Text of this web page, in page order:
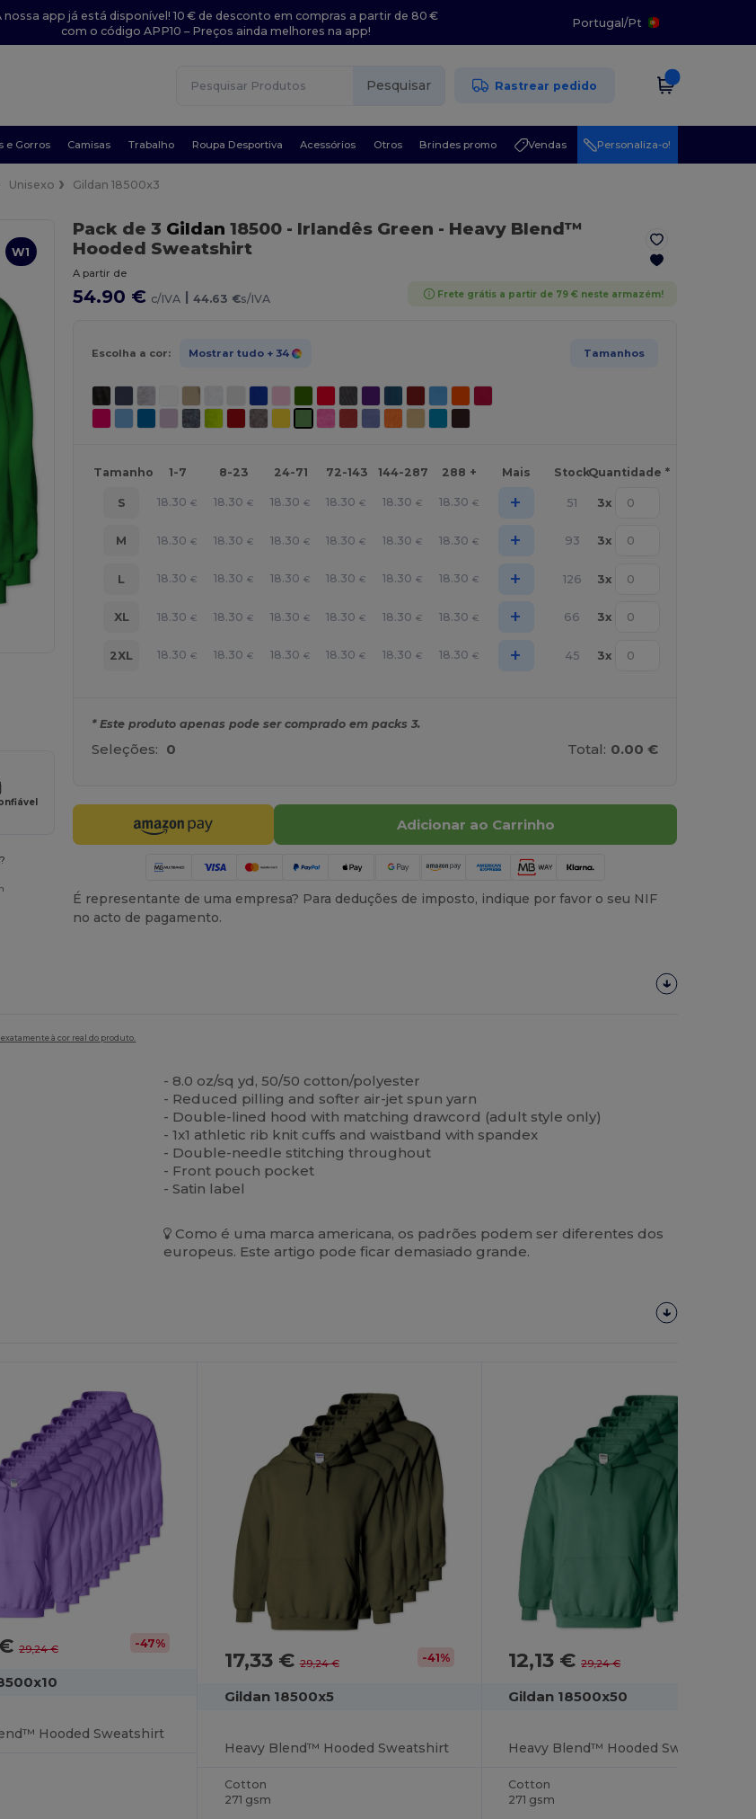
nossa app já está disponível! 10 € de desconto em compras a partir de 80 €
com o código APP10 – Preços ainda melhores na app!
Portugal/Pt
Pesquisar Rastrear pedido
e Gorros Camisas Trabalho Roupa Desportiva Acessórios Otros Brindes promo Vendas Personaliza-o!
Unisexo Gildan 18500x3
W1
Pack de 3 Gildan 18500 - Irlandês Green - Heavy Blend™
Hooded Sweatshirt
A partir de
54.90 € c/IVA | 44.63 €s/IVA Frete grátis a partir de 79 € neste armazém!
Escolha a cor: Mostrar tudo + 34 Tamanhos
Tamanho 1-7 8-23 24-71 72-143 144-287 288 + Mais StockQuantidade *
S 18.30 € 18.30 € 18.30 € 18.30 € 18.30 € 18.30 € + 51 3x
M 18.30 € 18.30 € 18.30 € 18.30 € 18.30 € 18.30 € + 93 3x
L 18.30 € 18.30 € 18.30 € 18.30 € 18.30 € 18.30 € + 126 3x
XL 18.30 € 18.30 € 18.30 € 18.30 € 18.30 € 18.30 € + 66 3x
2XL 18.30 € 18.30 € 18.30 € 18.30 € 18.30 € 18.30 € + 45 3x
* Este produto apenas pode ser comprado em packs 3.
Seleções: 0 Total: 0.00 €
Adicionar ao Carrinho
É representante de uma empresa? Para deduções de imposto, indique por favor o seu NIF
no acto de pagamento.
à cor real do produto.
- 8.0 oz/sq yd, 50/50 cotton/polyester
- Reduced pilling and softer air-jet spun yarn
- Double-lined hood with matching drawcord (adult style only)
- 1x1 athletic rib knit cuffs and waistband with spandex
- Double-needle stitching throughout
- Front pouch pocket
- Satin label
Como é uma marca americana, os padrões podem ser diferentes dos
europeus. Este artigo pode ficar demasiado grande.
29,24 € -47%
Hooded Sweatshirt
17,33 €29,24 € -41%
Gildan 18500x5
Heavy Blend™ Hooded Sweatshirt
Cotton
271 gsm
12,13 €29,24 €
Gildan 18500x50
Heavy Blend™ Hooded Sweatshirt
Cotton
271 gsm